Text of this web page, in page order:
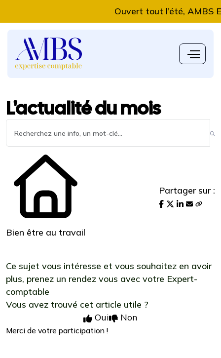
Ouvert tout l’été, AMBS
L'actualité du mois
Bien être au travail
Partager sur :
Ce sujet vous intéresse et vous souhaitez en avoir
plus, prenez un rendez vous avec votre Expert-
comptable
Vous avez trouvé cet article utile ?
Oui
Non
Merci de votre participation !